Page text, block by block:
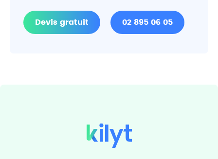
Devis gratuit 02 895 06 05